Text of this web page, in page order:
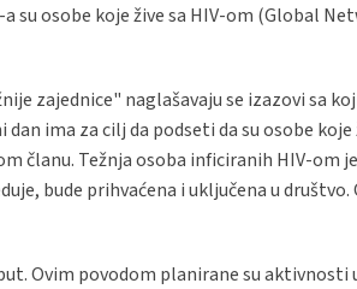
su osobe koje žive sa HIV-om (Global
zajednice" naglašavaju se izazovi sa
ima za cilj da podseti da su osobe koje
članu. Težnja osoba inficiranih HIV-om
bude prihvaćena i uključena u
Ovim povodom planirane su